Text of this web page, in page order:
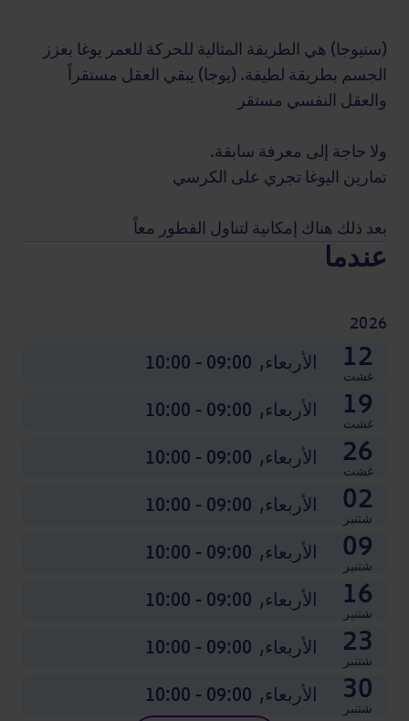
(سنيوجا) هي الطريقة المثالية للحركة للعمر يوغا يعزز
الجسم بطريقة لطيفة. (يوجا) يبقي العقل مستقراً
والعقل النفسي مستقر
ولا حاجة إلى معرفة سابقة.
تمارين اليوغا تجري على الكرسي
بعد ذلك هناك إمكانية لتناول الفطور معاً
عندما
2026
12
غشت الأربعاء, 09:00 - 10:00
19
غشت الأربعاء, 09:00 - 10:00
26
غشت الأربعاء, 09:00 - 10:00
02
شتنبر الأربعاء, 09:00 - 10:00
09
شتنبر الأربعاء, 09:00 - 10:00
16
شتنبر الأربعاء, 09:00 - 10:00
23
شتنبر الأربعاء, 09:00 - 10:00
30
شتنبر الأربعاء, 09:00 - 10:00
07
أكتوبر الأربعاء,
09:00 - 10:00
14
أكتوبر الأربعاء,
09:00 - 10:00
21
أكتوبر الأربعاء,
09:00 - 10:00
28
أكتوبر الأربعاء,
09:00 - 10:00
04
نونبر الأربعاء,
09:00 - 10:00
11
نونبر الأربعاء,
09:00 - 10:00
18
نونبر الأربعاء,
09:00 - 10:00
25
نونبر الأربعاء,
09:00 - 10:00
02
دجنبر الأربعاء,
09:00 - 10:00
09
دجنبر الأربعاء,
09:00 - 10:00
16
دجنبر الأربعاء,
09:00 - 10:00
23
دجنبر الأربعاء,
09:00 - 10:00